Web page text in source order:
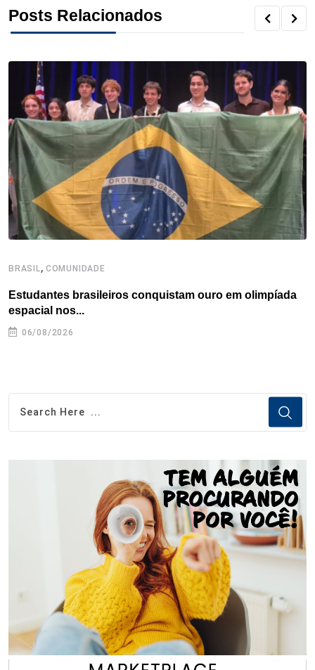
k n s
t
p
Posts Relacionados
BRASIL, COMUNIDADE
Estudantes brasileiros conquistam ouro em olimpíada
espacial nos...
06/08/2026